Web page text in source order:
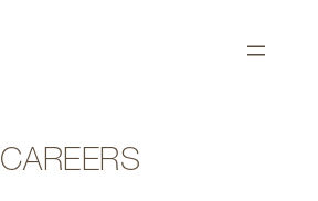
CAREERS